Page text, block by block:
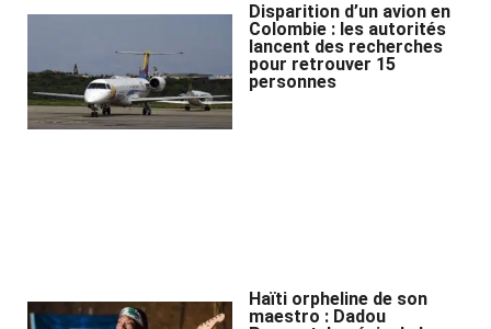
Disparition d’un avion en
Colombie : les autorités
lancent des recherches
pour retrouver 15
personnes
Haïti orpheline de son
maestro : Dadou